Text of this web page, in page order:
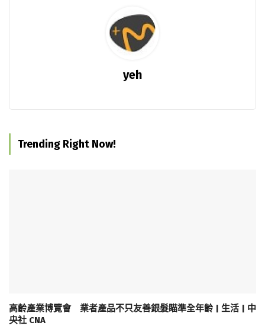
yeh
Trending Right Now!
高齡產業博覽會 業者產品不只友善銀髮瞄準全年齡 | 生活 | 中
央社 CNA